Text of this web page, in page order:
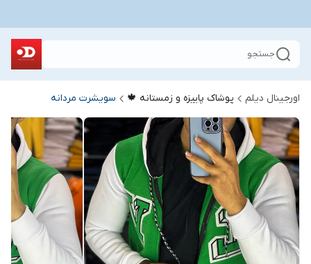
جستجو
اورجینال دیلم پوشاک پاییزه و زمستانه 🍁 سویشرت مردانه